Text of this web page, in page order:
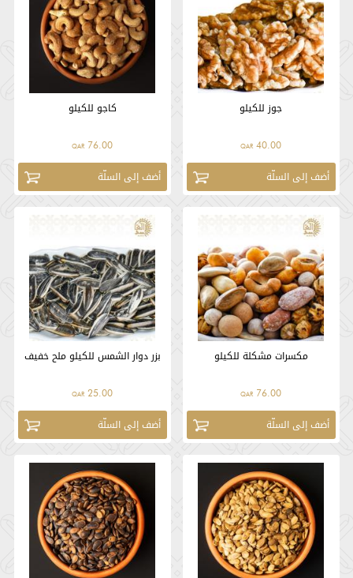
جوز للكيلو
40.00
QAR
أضف إلى السلّة
كاجو للكيلو
76.00
QAR
أضف إلى السلّة
مكسرات مشكلة للكيلو
76.00
QAR
أضف إلى السلّة
بزر دوار الشمس للكيلو ملح خفيف
25.00
QAR
أضف إلى السلّة